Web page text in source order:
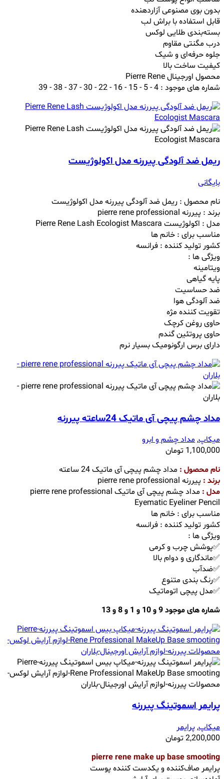
بدون بوی مصنوعی آزاردهنده
قابل استفاده با براش لب
بسته‌بندی طلایی لوکس
درب مگنتی مقاوم
جلوه حرفه‌ای و شیک
کیفیت ساخت بالا
محصول اورجینال Pierre Rene
شماره های موجود : 4 - 5 - 15 - 16 - 22 - 30 - 37 - 38 - 39
ریمل ضد آلودگی پیررنه مدل اکولوژیست
بایگانی
نام محصول : ریمل ضد آلودگی پیررنه مدل اکولوژیست
برند : پیررنه pierre rene professional
مدل : اکولوژیست Pierre Rene Lash Ecologist Mascara
مناسب برای : خانم ها
کشور تولید کننده : فرانسه
ویژگی ها :
ویتامینه
پایه گیاهی
ضد حساسیت
ضد آلودگی هوا
تقویت کننده مژه
حاوی روغن کرچک
حاوی پروتئین گندم
دارای برس ارگونومیک بسیار نرم
مداد چشم پیچی آی ماتیک 24ساعته پیررنه
میکاپ,مداد چشم و ابرو
1,100,000 تومان
نام محصول : مداد چشم پیچی آی ماتیک 24 ساعته
برند : پیررنه pierre rene professional
مدل :
مداد چشم پیچی آی ماتیک pierre rene professional
Eyematic Eyeliner Pencil
مناسب برای : خانم ها
کشور تولید کننده : فرانسه
ویژگی ها :
✅پوشش چرب و کرمی
✅ماندگاری و دوام بالا
✅ضدآب
✅رنگ بندی متنوع
✅مدل پیچی اتوماتیک
شماره های موجود 9 و 10 و 1 و 8 و 13
پرایمر اسموتینگ پیررنه
میکاپ,پرایمر
2,200,000تومان
pierre rene make up base smooting
پرایمر صاف‌کننده و یکدست کننده پوست